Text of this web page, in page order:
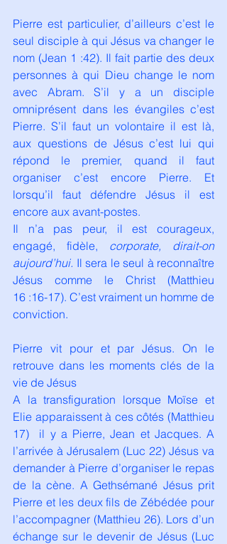
Pierre est particulier, d’ailleurs c’est le
seul disciple à qui Jésus va changer le
nom (Jean 1 :42). Il fait partie des deux
personnes à qui Dieu change le nom
avec Abram. S’il y a un disciple
omniprésent dans les évangiles c’est
Pierre. S’il faut un volontaire il est là,
aux questions de Jésus c’est lui qui
répond le premier, quand il faut
organiser c’est encore Pierre. Et
lorsqu’il faut défendre Jésus il est
encore aux avant-postes.
Il n’a pas peur, il est courageux,
engagé, fidèle, corporate, dirait-on
aujourd’hui. Il sera le seul à reconnaître
Jésus comme le Christ (Matthieu
16 :16-17). C’est vraiment un homme de
conviction.
Pierre vit pour et par Jésus. On le
retrouve dans les moments clés de la
vie de Jésus
A la transfiguration lorsque Moïse et
Elie apparaissent à ces côtés (Matthieu
17)  il y a Pierre, Jean et Jacques. A
l’arrivée à Jérusalem (Luc 22) Jésus va
demander à Pierre d’organiser le repas
de la cène. A Gethsémané Jésus prit
Pierre et les deux fils de Zébédée pour
l’accompagner (Matthieu 26). Lors d’un
échange sur le devenir de Jésus (Luc